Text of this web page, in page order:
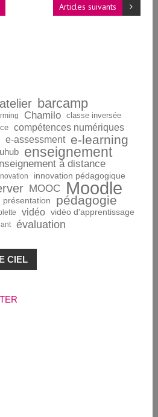
Articles suivants
atelier barcamp
Chamilo classe inversée
compétences numériques
e-assessment e-learning
enseignement
à distance
innovation pédagogique
MOOC Moodle
présentation
pédagogie
vidéo
vidéo d'apprentissage
évaluation
CIEL